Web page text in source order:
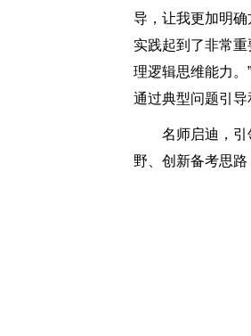
导，让我更加明
实践起到了非常
理逻辑思维能力
通过典型问题引
名师启迪，
野、创新备考思